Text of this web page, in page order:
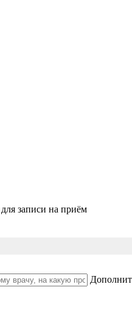
записи на приём